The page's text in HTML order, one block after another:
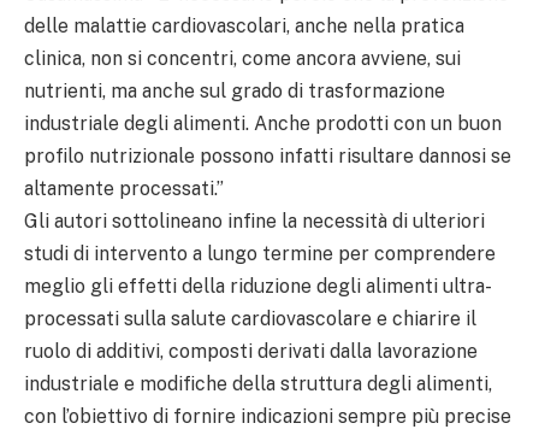
delle malattie cardiovascolari, anche nella pratica
clinica, non si concentri, come ancora avviene, sui
nutrienti, ma anche sul grado di trasformazione
industriale degli alimenti. Anche prodotti con un buon
profilo nutrizionale possono infatti risultare dannosi se
altamente processati.”
Gli autori sottolineano infine la necessità di ulteriori
studi di intervento a lungo termine per comprendere
meglio gli effetti della riduzione degli alimenti ultra-
processati sulla salute cardiovascolare e chiarire il
ruolo di additivi, composti derivati dalla lavorazione
industriale e modifiche della struttura degli alimenti,
con l’obiettivo di fornire indicazioni sempre più precise